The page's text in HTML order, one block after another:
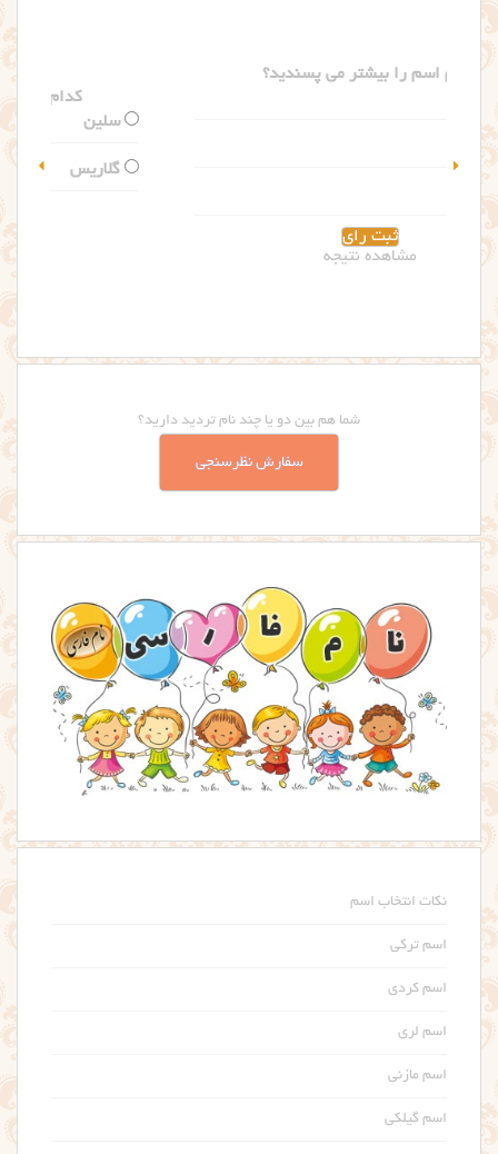
شما هم بین دو یا چند نام تردید دارید؟
سفارش نظرسنجی
نکات انتخاب اسم
اسم ترکی
اسم کردی
اسم لری
اسم مازنی
اسم گیلکی